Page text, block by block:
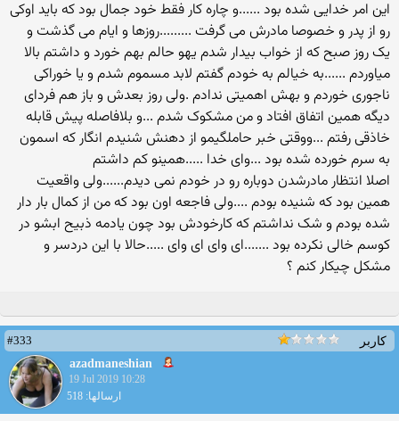
این امر خدایی شده بود ......و چاره کار فقط خود جمال بود که باید اوکی
رو از پدر و خصوصا مادرش می گرفت .........روزها و ایام می گذشت و
یک روز صبح که از خواب بیدار شدم یهو حالم بهم خورد و داشتم بالا
میاوردم ......به خیالم به خودم گفتم لابد مسموم شدم و یا خوراکی
ناجوری خوردم و بهش اهمیتی ندادم .ولی روز بعدش و باز هم فردای
دیگه همین اتفاق افتاد و من مشکوک شدم ...و بلافاصله پیش قابله
خاذقی رفتم ...ووقتی خبر حاملگیمو از دهنش شنیدم انگار که اسمون
به سرم خورده شده بود ...وای خدا .....همینو کم داشتم
اصلا انتظار مادرشدن دوباره رو در خودم نمی دیدم......ولی واقعیت
همین بود که شنیده بودم ....ولی فاجعه اون بود که من از کمال بار دار
شده بودم و شک نداشتم که کارخودش بود چون یادمه ذبیح ابشو در
کوسم خالی نکرده بود .......ای وای ای وای .....حالا با این دردسر و
مشکل چیکار کنم ؟
کاربر
#333
azadmaneshian
19 Jul 2019 10:28
ارسالها: 518